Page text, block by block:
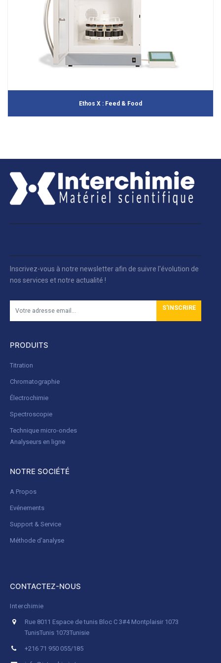
Ethos X : Feed & Food
Inscrivez-vous à notre newsletter afin de suivre l'évolution de
nos services et notre actualité !
S'INSCRIRE
PRODUITS
Titration
Chromatographie
Électrochimie
Spectroscopie
Technique micro-ondes
Analyseurs en ligne
NOTRE SOCIÉTÉ
A Propos
Evénements
Support & Service
Méthode d'analyse
CONTACTEZ-NOUS
Interchimie
Rue 8011 Espace de tunis Bloc C 3#4 Montplaisir 1073
TunisTunis 1073Tunisie
+216 71 950 055/185